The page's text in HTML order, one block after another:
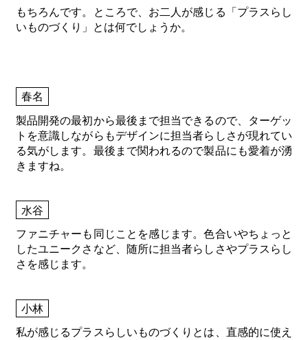
もちろんです。ところで、お二人が感じる「プラスらし
いものづくり」とは何でしょうか。
春名
製品開発の最初から最後まで担当できるので、ターゲッ
トを意識しながらもデザインに担当者らしさが現れてい
る気がします。最後まで関われるので製品にも愛着が湧
きますね。
水谷
ファニチャーも同じことを感じます。色合いやちょっと
したユニークさなど、随所に担当者らしさやプラスらし
さを感じます。
小林
私が感じるプラスらしいものづくりとは、直感的に使え